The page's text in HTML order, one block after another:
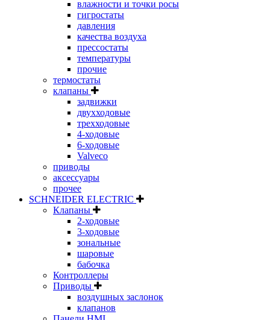
влажности и точки росы
гигростаты
давления
качества воздуха
прессостаты
температуры
прочие
термостаты
клапаны
задвижки
двухходовые
трехходовые
4-ходовые
6-ходовые
Valveco
приводы
аксессуары
прочее
SCHNEIDER ELECTRIC
Клапаны
2-ходовые
3-ходовые
зональные
шаровые
бабочка
Контроллеры
Приводы
воздушных заслонок
клапанов